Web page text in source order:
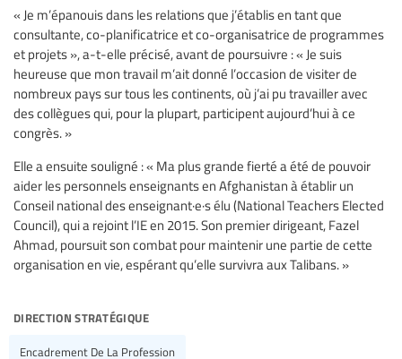
« Je m’épanouis dans les relations que j’établis en tant que
consultante, co-planificatrice et co-organisatrice de programmes
et projets », a-t-elle précisé, avant de poursuivre : « Je suis
heureuse que mon travail m’ait donné l’occasion de visiter de
nombreux pays sur tous les continents, où j’ai pu travailler avec
des collègues qui, pour la plupart, participent aujourd’hui à ce
congrès. »
Elle a ensuite souligné : « Ma plus grande fierté a été de pouvoir
aider les personnels enseignants en Afghanistan à établir un
Conseil national des enseignant·e·s élu (National Teachers Elected
Council), qui a rejoint l’IE en 2015. Son premier dirigeant, Fazel
Ahmad, poursuit son combat pour maintenir une partie de cette
organisation en vie, espérant qu’elle survivra aux Talibans. »
direction stratégique
Encadrement De La Profession